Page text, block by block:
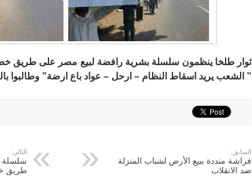
ثوار طلخا ينظمون سلسلة بشرية رافضة لبيع ‫مصر‬ على طريق خط
” الشعب يريد اسقاط النظام – ارحل – عواد باع ارضة” وطالبوا
السابق:
فراشة منددة ببيع الأرض لشباب المنزلة
ضد الانقلاب
التالي:
سلسلة
طريق